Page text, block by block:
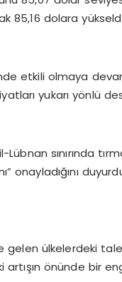
85,16 dolara
etkili olmaya
yukarı yönlü
Lübnan sınırında
onayladığını
ülkelerdeki
artışın önünde bir